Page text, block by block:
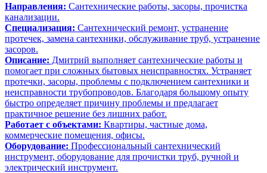
Направления: Сантехнические работы, засоры, прочистка
канализации.
Специализация: Сантехнический ремонт, устранение
протечек, замена сантехники, обслуживание труб, устранение
засоров.
Описание: Дмитрий выполняет сантехнические работы и
помогает при сложных бытовых неисправностях. Устраняет
протечки, засоры, проблемы с подключением сантехники и
неисправности трубопроводов. Благодаря большому опыту
быстро определяет причину проблемы и предлагает
практичное решение без лишних работ.
Работает с объектами: Квартиры, частные дома,
коммерческие помещения, офисы.
Оборудование: Профессиональный сантехнический
инструмент, оборудование для прочистки труб, ручной и
электрический инструмент.